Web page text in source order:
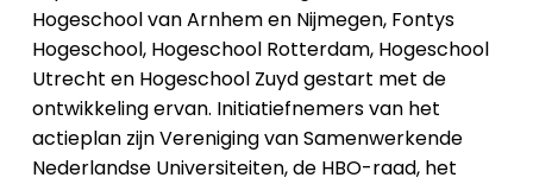
Hogeschool van Arnhem en Nijmegen, Fontys
Hogeschool, Hogeschool Rotterdam, Hogeschool
Utrecht en Hogeschool Zuyd gestart met de
ontwikkeling ervan. Initiatiefnemers van het
actieplan zijn Vereniging van Samenwerkende
Nederlandse Universiteiten, de HBO-raad, het